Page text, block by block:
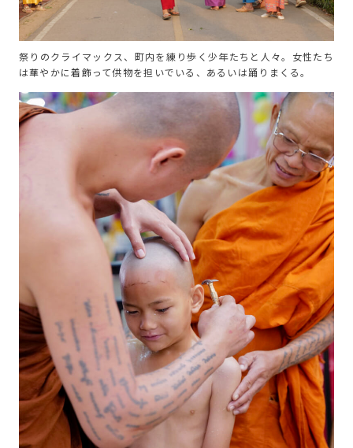
祭りのクライマックス、町内を練り歩く少年たちと人々。女性たち
は華やかに着飾って供物を担いでいる、あるいは踊りまくる。